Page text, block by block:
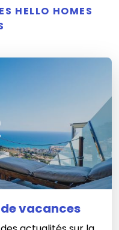
HELLO HOMES
vacances